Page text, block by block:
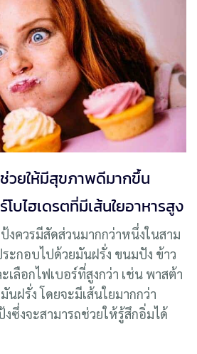
วยให้มีสุขภาพดีมากขึ้น
โบไฮเดรตที่มีเส้นใยอาหารสูง
งควรมีสัดส่วนมากกว่าหนึ่งในสาม
ะกอบไปด้วยมันฝรั่ง ขนมปัง ข้าว
เลือกไฟเบอร์ที่สูงกว่า เช่น พาสต้า
นฝรั่ง โดยจะมีเส้นใยมากกว่า
งซึ่งจะสามารถช่วยให้รู้สึกอิ่มได้